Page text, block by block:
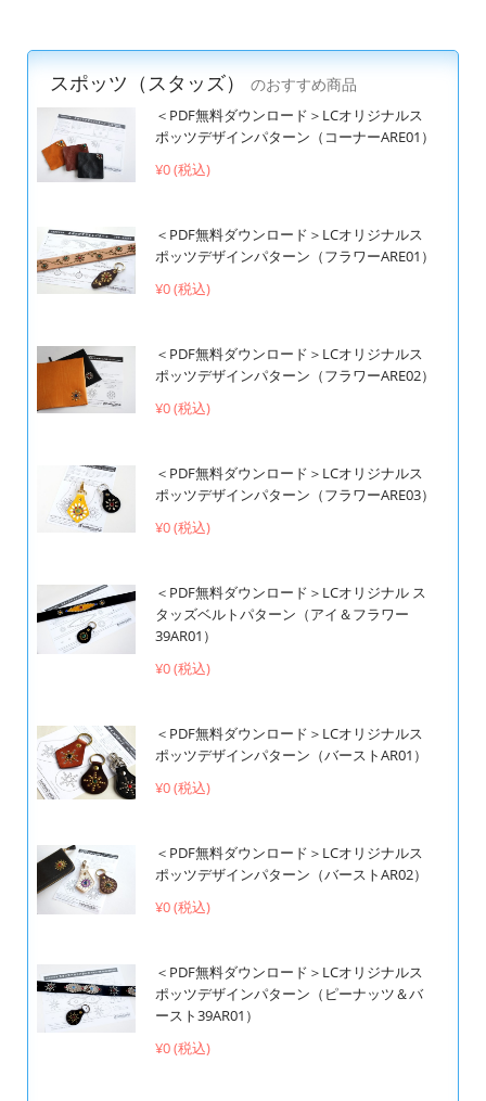
スポッツ（スタッズ）
のおすすめ商品
＜PDF無料ダウンロード＞LCオリジナルス
ポッツデザインパターン（コーナーARE01）
¥0 (税込)
＜PDF無料ダウンロード＞LCオリジナルス
ポッツデザインパターン（フラワーARE01）
¥0 (税込)
＜PDF無料ダウンロード＞LCオリジナルス
ポッツデザインパターン（フラワーARE02）
¥0 (税込)
＜PDF無料ダウンロード＞LCオリジナルス
ポッツデザインパターン（フラワーARE03）
¥0 (税込)
＜PDF無料ダウンロード＞LCオリジナル ス
タッズベルトパターン（アイ＆フラワー
39AR01）
¥0 (税込)
＜PDF無料ダウンロード＞LCオリジナルス
ポッツデザインパターン（バーストAR01）
¥0 (税込)
＜PDF無料ダウンロード＞LCオリジナルス
ポッツデザインパターン（バーストAR02）
¥0 (税込)
＜PDF無料ダウンロード＞LCオリジナルス
ポッツデザインパターン（ピーナッツ＆バ
ースト39AR01）
¥0 (税込)